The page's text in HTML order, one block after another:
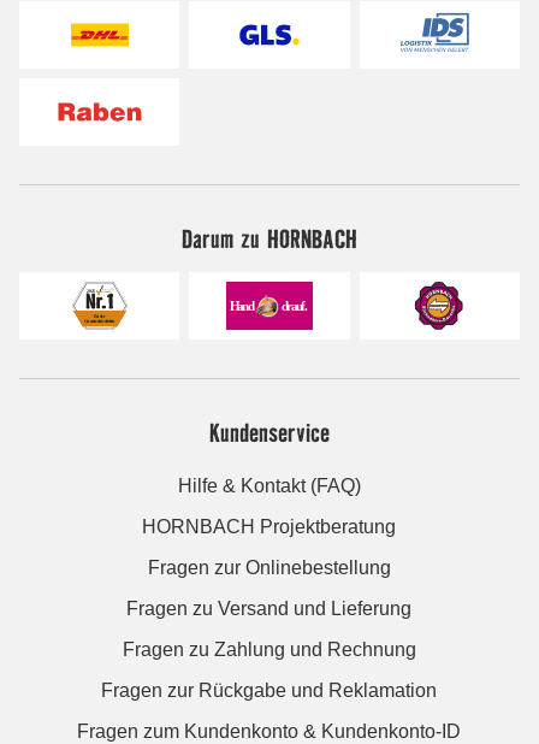
Darum zu HORNBACH
Kundenservice
Hilfe & Kontakt (FAQ)
HORNBACH Projektberatung
Fragen zur Onlinebestellung
Fragen zu Versand und Lieferung
Fragen zu Zahlung und Rechnung
Fragen zur Rückgabe und Reklamation
Fragen zum Kundenkonto & Kundenkonto-ID